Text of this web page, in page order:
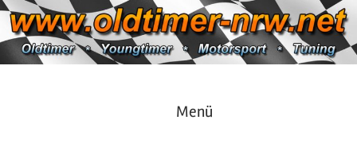
Zum
Inhalt
springen
https://oldtimer-
Menü